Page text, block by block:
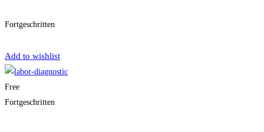
Fortgeschritten
Add to wishlist
Free
Fortgeschritten